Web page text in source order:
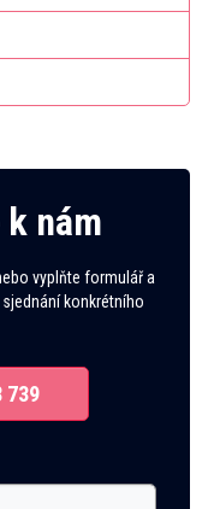
nám
vyplňte formulář a
konkrétního
739